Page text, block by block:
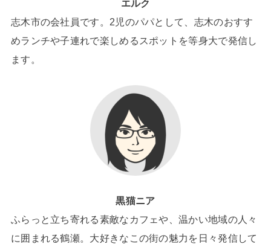
エルク
志木市の会社員です。2児のパパとして、志木のおすす
めランチや子連れで楽しめるスポットを等身大で発信し
ます。
黒猫ニア
ふらっと立ち寄れる素敵なカフェや、温かい地域の人々
に囲まれる鶴瀬。大好きなこの街の魅力を日々発信して